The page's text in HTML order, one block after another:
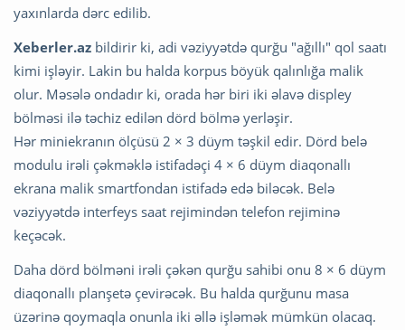
yaxınlarda dərc edilib.
Xeberler.az bildirir ki, adi vəziyyətdə qurğu "ağıllı" qol saatı
kimi işləyir. Lakin bu halda korpus böyük qalınlığa malik
olur. Məsələ ondadır ki, orada hər biri iki əlavə displey
bölməsi ilə təchiz edilən dörd bölmə yerləşir.
Hər miniekranın ölçüsü 2 × 3 düym təşkil edir. Dörd belə
modulu irəli çəkməklə istifadəçi 4 × 6 düym diaqonallı
ekrana malik smartfondan istifadə edə biləcək. Belə
vəziyyətdə interfeys saat rejimindən telefon rejiminə
keçəcək.
Daha dörd bölməni irəli çəkən qurğu sahibi onu 8 × 6 düym
diaqonallı planşetə çevirəcək. Bu halda qurğunu masa
üzərinə qoymaqla onunla iki əllə işləmək mümkün olacaq.